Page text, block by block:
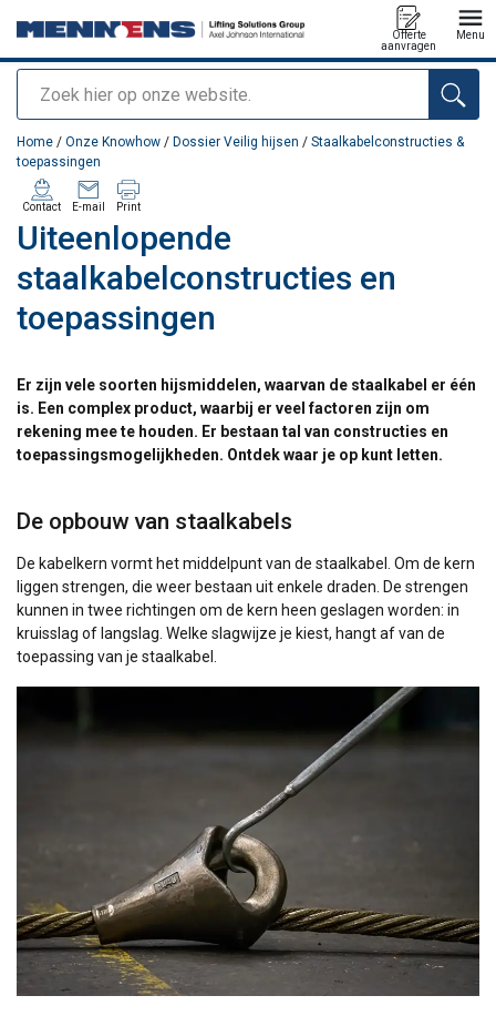
Zoeken
Offerte
aanvragen
Menu
toegevoegd aan uw offerte
Home / Onze Knowhow / Dossier Veilig hijsen / Staalkabelconstructies &
toepassingen
Uiteenlopende
staalkabelconstructies en
toepassingen
Contact E-mail Print
Er zijn vele soorten hijsmiddelen, waarvan de staalkabel er één
is. Een complex product, waarbij er veel factoren zijn om
rekening mee te houden. Er bestaan tal van constructies en
toepassingsmogelijkheden. Ontdek waar je op kunt letten.
De opbouw van staalkabels
De kabelkern vormt het middelpunt van de staalkabel. Om de kern
liggen strengen, die weer bestaan uit enkele draden. De strengen
kunnen in twee richtingen om de kern heen geslagen worden: in
kruisslag of langslag. Welke slagwijze je kiest, hangt af van de
toepassing van je staalkabel.